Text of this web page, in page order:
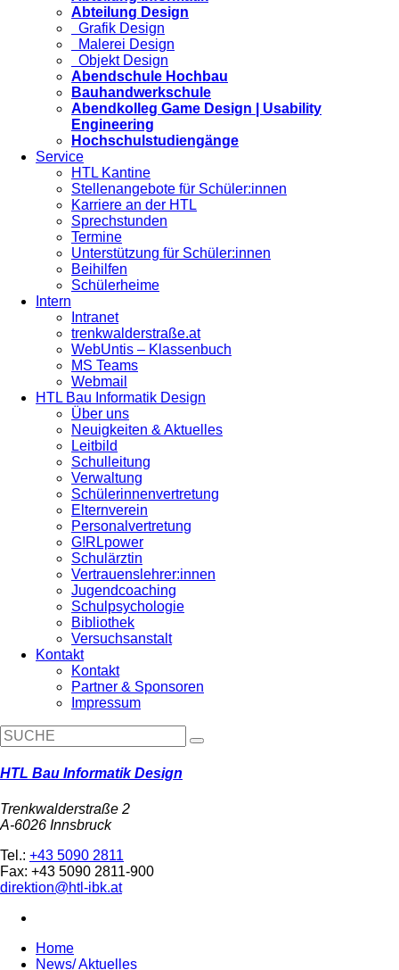
Abteilung Design
Grafik Design
Malerei Design
Objekt Design
Abendschule Hochbau
Bauhandwerkschule
Abendkolleg Game Design | Usability
Engineering
Hochschulstudiengänge
Service
HTL Kantine
Stellenangebote für Schüler:innen
Karriere an der HTL
Sprechstunden
Termine
Unterstützung für Schüler:innen
Beihilfen
Schülerheime
Intern
Intranet
trenkwalderstraße.at
WebUntis – Klassenbuch
MS Teams
Webmail
HTL Bau Informatik Design
Über uns
Neuigkeiten & Aktuelles
Leitbild
Schulleitung
Verwaltung
Schülerinnenvertretung
Elternverein
Personalvertretung
G!RLpower
Schulärztin
Vertrauenslehrer:innen
Jugendcoaching
Schulpsychologie
Bibliothek
Versuchsanstalt
Kontakt
Kontakt
Partner & Sponsoren
Impressum
HTL Bau Informatik Design
Trenkwalderstraße 2
A-6026 Innsbruck
Tel.: +43 5090 2811
Fax: +43 5090 2811-900
direktion@htl-ibk.at
Home
News/ Aktuelles